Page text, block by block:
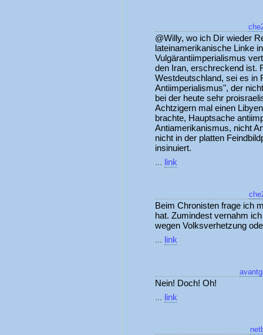
@Willy, wo ich Dir wieder
lateinamerikanische Linke
Vulgärantiimperialismus
den Iran, erschreckend ist.
Westdeutschland, sei es in
Antiimperialismus", der
bei der heute sehr
Achtzigern mal einen
brachte, Hauptsache
Antiamerikanismus, nicht
nicht in der platten
insinuiert.
... link
Beim Chronisten frage ich
hat. Zumindest vernahm
wegen Volksverhetzung
... link
Nein! Doch! Oh!
... link